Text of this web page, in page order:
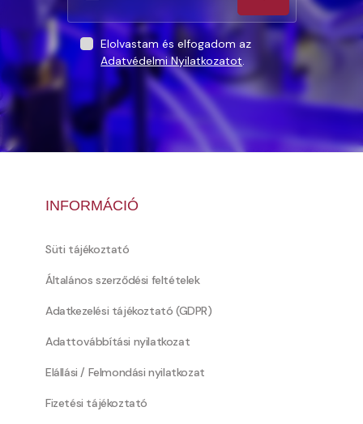
Elolvastam és elfogadom az
Adatvédelmi Nyilatkozatot.
INFORMÁCIÓ
Süti tájékoztató
Általános szerződési feltételek
Adatkezelési tájékoztató (GDPR)
Adattovábbítási nyilatkozat
Elállási / Felmondási nyilatkozat
Fizetési tájékoztató